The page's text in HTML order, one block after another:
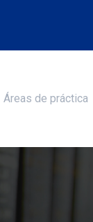
Áreas de práctica